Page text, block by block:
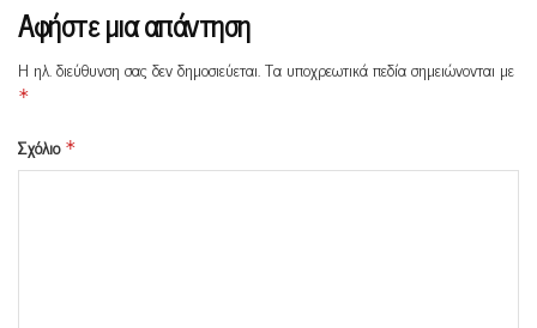
Αφήστε μια απάντηση
Η ηλ. διεύθυνση σας δεν δημοσιεύεται.Τα υποχρεωτικά πεδία σημειώνονται με
*
Σχόλιο *